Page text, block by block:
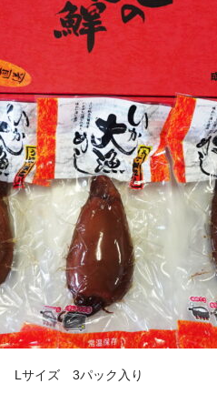
Lサイズ 3パック入り